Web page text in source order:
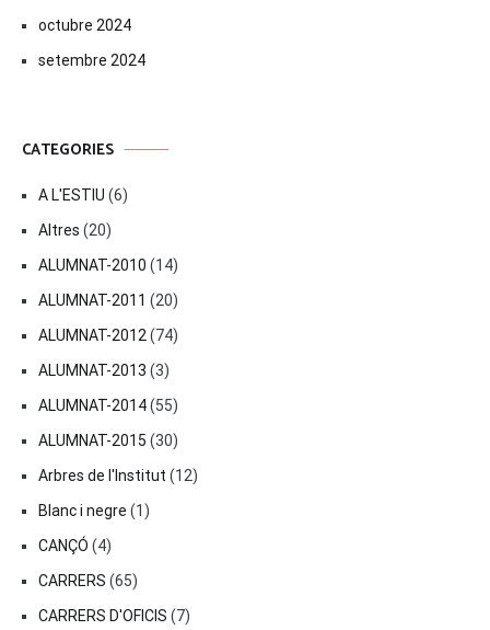
octubre 2024
setembre 2024
CATEGORIES
A L'ESTIU (6)
Altres (20)
ALUMNAT-2010 (14)
ALUMNAT-2011 (20)
ALUMNAT-2012 (74)
ALUMNAT-2013 (3)
ALUMNAT-2014(55)
ALUMNAT-2015 (30)
Arbres de l'Institut (12)
Blanc i negre (1)
CANÇÓ (4)
CARRERS (65)
CARRERS D'OFICIS (7)